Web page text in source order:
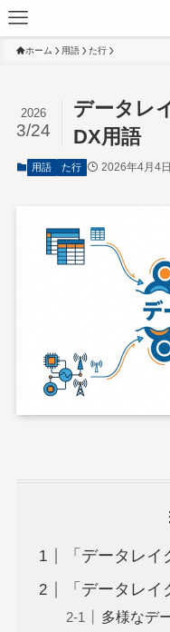
ホーム 用語 た行
データレ
DX用語
2026
3/24
用語 た行 2026年4月4日
「データレイ
「データレ
多様なデ